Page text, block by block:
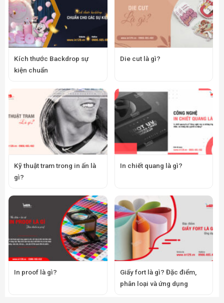
Kích thước Backdrop sự
kiện chuẩn
Die cut là gì?
Kỹ thuật tram trong in ấn là
gì?
In chiết quang là gì?
In proof là gì?
Giấy fort là gì? Đặc điểm,
phân loại và ứng dụng